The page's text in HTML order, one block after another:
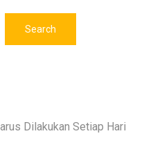
Search
Dilakukan Setiap Hari